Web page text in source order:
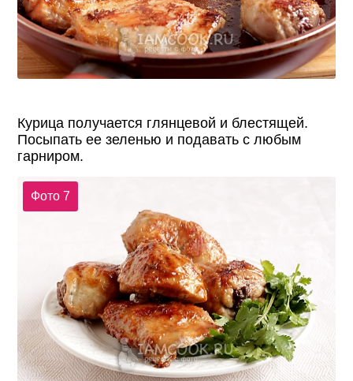
Курица получается глянцевой и блестящей.
Посыпать ее зеленью и подавать с любым
гарниром.
Фото 7